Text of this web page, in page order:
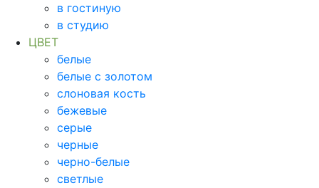
в гостиную
в студию
ЦВЕТ
белые
белые с золотом
слоновая кость
бежевые
серые
черные
черно-белые
светлые